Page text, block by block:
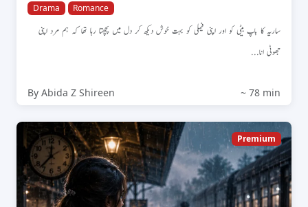
Drama Romance
ساریہ کا باپ بیٹی کو اور اپنی فیملی کو بہت خوش دیکھ کر دل میں پچھتا رہا تھا کہ ہم مرد اپنی
جھوٹی انا...
By Abida Z Shireen ~ 78 min
Premium